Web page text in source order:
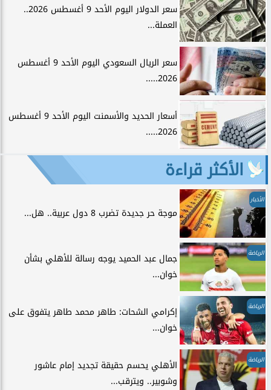
سعر الدولار اليوم الأحد 9 أغسطس 2026..
العملة...
سعر الريال السعودي اليوم الأحد 9 أغسطس
2026.....
أسعار الحديد والأسمنت اليوم الأحد 9 أغسطس
2026.....
الأكثر قراءة
الأخبار
موجة حر جديدة تضرب 8 دول عربية.. هل...
الرياضة
جمال عبد الحميد يوجه رسالة للأهلي بشأن
خوان...
الرياضة
إكرامي الشحات: طاهر محمد طاهر يتفوق على
خوان...
الرياضة
الأهلي يحسم حقيقة تجديد إمام عاشور
وشوبير.. ويترقب...